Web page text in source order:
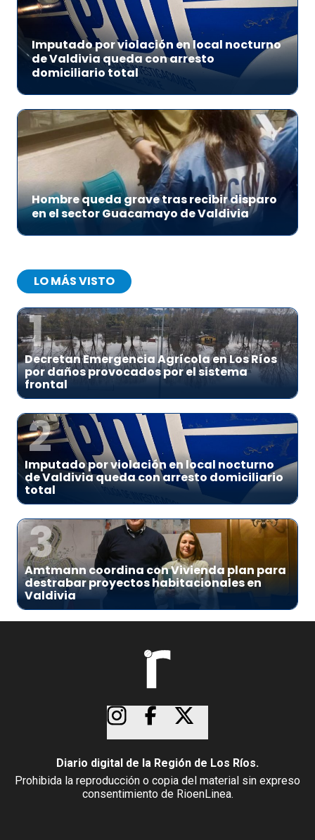
Imputado por violación en local nocturno
de Valdivia queda con arresto
domiciliario total
Hombre queda grave tras recibir disparo
en el sector Guacamayo de Valdivia
LO MÁS VISTO
1
Decretan Emergencia Agrícola en Los Ríos
por daños provocados por el sistema
frontal
2
Imputado por violación en local nocturno
de Valdivia queda con arresto domiciliario
total
3
Amtmann coordina con Vivienda plan para
destrabar proyectos habitacionales en
Valdivia
Diario digital de la Región de Los Ríos.
Prohibida la reproducción o copia del material sin expreso
consentimiento de RioenLinea.